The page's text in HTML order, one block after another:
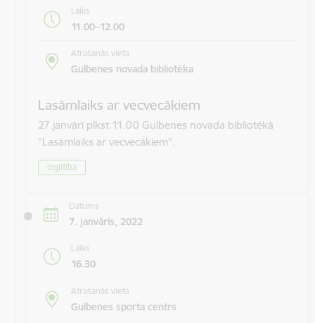
Laiks
11.00–12.00
Atrašanās vieta
Gulbenes novada bibliotēka
Lasāmlaiks ar vecvecākiem
27.janvārī plkst.11.00 Gulbenes novada bibliotēkā
"Lasāmlaiks ar vecvecākiem".
Izglītība
Datums
7. janvāris, 2022
Laiks
16.30
Atrašanās vieta
Gulbenes sporta centrs